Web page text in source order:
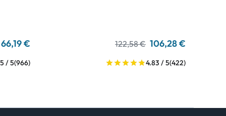
66,19 €
/ 5(966)
122,58 € 106,28 €
4.83 / 5(422)